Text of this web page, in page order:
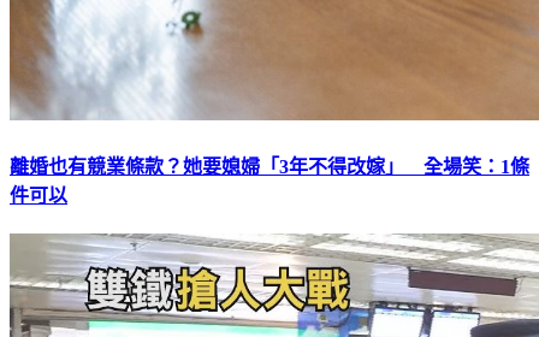
離婚也有競業條款？她要媳婦「3年不得改嫁」 全場笑：1條
件可以